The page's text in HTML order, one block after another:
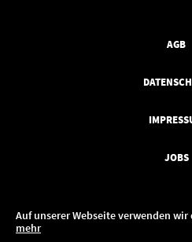
Auf unserer Webseite verwenden
mehr
AGB
JOBS